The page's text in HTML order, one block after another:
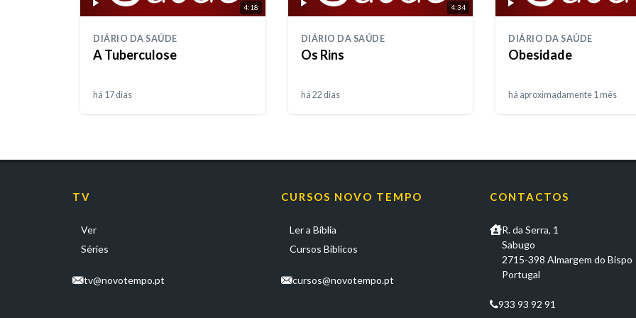
4:18
DIÁRIO DA SAÚDE
A Tuberculose
há 17 dias
4:34
DIÁRIO DA SAÚDE
Os Rins
há 22 dias
DIÁRIO DA SAÚDE
Obesidade
há aproximadamente 1 mês
TV
Ver
Séries
tv@novotempo.pt
CURSOS NOVO TEMPO
Ler a Bíblia
Cursos Bíblicos
cursos@novotempo.pt
CONTACTOS
R. da Serra, 1
Sabugo
2715-398 Almargem do Bispo
Portugal
933 93 92 91